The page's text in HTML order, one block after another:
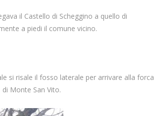
il Castello di Scheggino a quello di
a piedi il comune vicino.
si risale il fosso laterale per arrivare alla forca
Monte San Vito.